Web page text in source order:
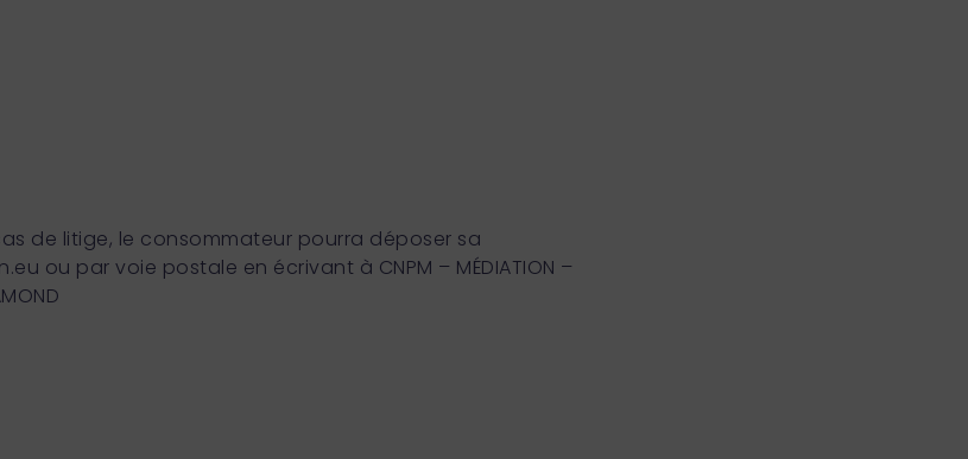
cas de litige, le consommateur pourra déposer sa
ou par voie postale en écrivant à CNPM – MÉDIATION –